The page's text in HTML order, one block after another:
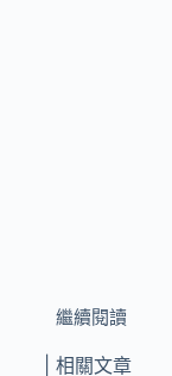
繼續閱讀
| 相關文章